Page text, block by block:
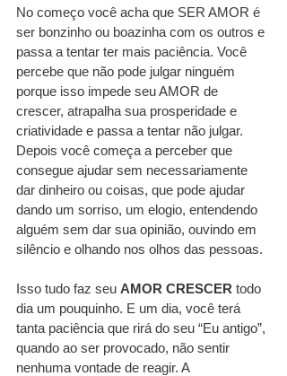
No começo você acha que SER AMOR é
ser bonzinho ou boazinha com os outros e
passa a tentar ter mais paciência. Você
percebe que não pode julgar ninguém
porque isso impede seu AMOR de
crescer, atrapalha sua prosperidade e
criatividade e passa a tentar não julgar.
Depois você começa a perceber que
consegue ajudar sem necessariamente
dar dinheiro ou coisas, que pode ajudar
dando um sorriso, um elogio, entendendo
alguém sem dar sua opinião, ouvindo em
silêncio e olhando nos olhos das pessoas.
Isso tudo faz seu AMOR CRESCER todo
dia um pouquinho. E um dia, você terá
tanta paciência que rirá do seu “Eu antigo”,
quando ao ser provocado, não sentir
nenhuma vontade de reagir. A